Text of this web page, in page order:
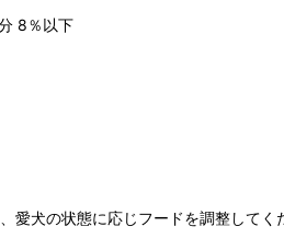
8％以下
愛犬の状態に応じフードを調整してく